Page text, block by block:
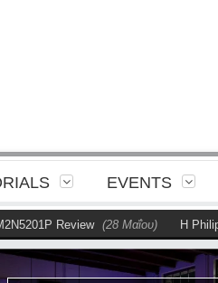
EVENTS
Review (28 Μαΐου) Η Philips